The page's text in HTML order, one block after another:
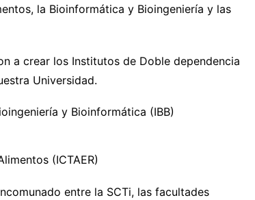
la Bioinformática y Bioingeniería y las
a crear los Institutos de Doble dependencia
Universidad.
y Bioinformática (IBB)
(ICTAER)
entre la SCTi, las facultades